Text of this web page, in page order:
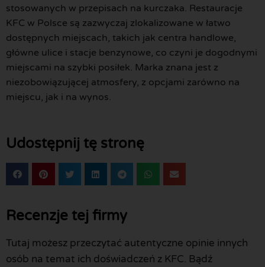
stosowanych w przepisach na kurczaka. Restauracje
KFC w Polsce są zazwyczaj zlokalizowane w łatwo
dostępnych miejscach, takich jak centra handlowe,
główne ulice i stacje benzynowe, co czyni je dogodnymi
miejscami na szybki posiłek. Marka znana jest z
niezobowiązującej atmosfery, z opcjami zarówno na
miejscu, jak i na wynos.
Udostępnij tę stronę
Recenzje tej firmy
Tutaj możesz przeczytać autentyczne opinie innych
osób na temat ich doświadczeń z KFC. Bądź